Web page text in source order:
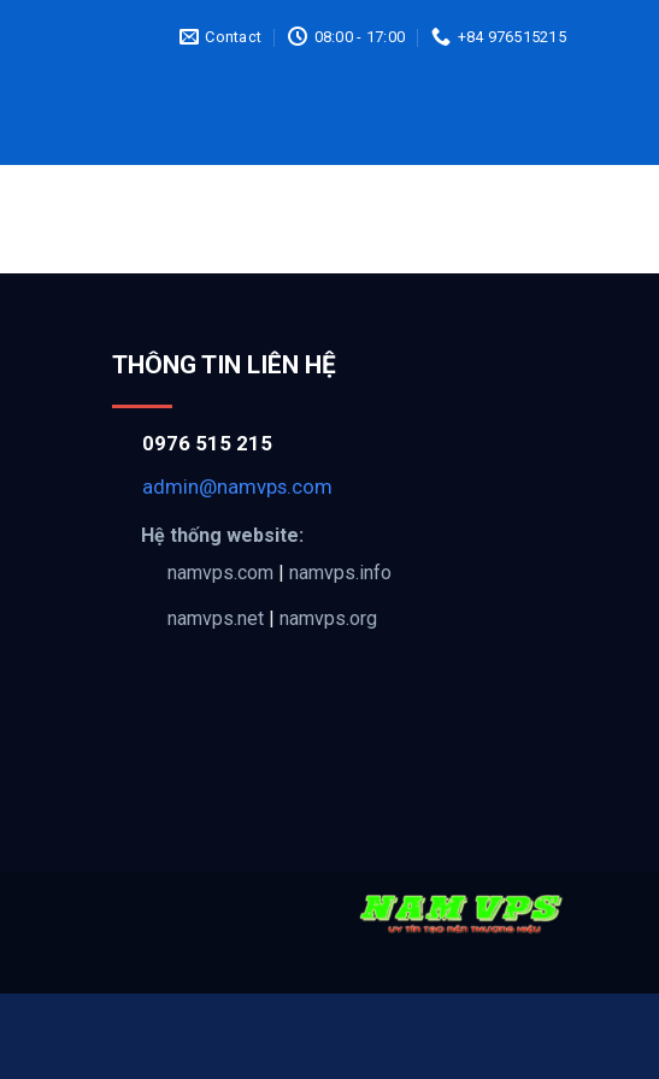
Contact 08:00 - 17:00 +84 976515215
THÔNG TIN LIÊN HỆ
0976 515 215
admin@namvps.com
Hệ thống website:
namvps.com |namvps.info
namvps.net |namvps.org